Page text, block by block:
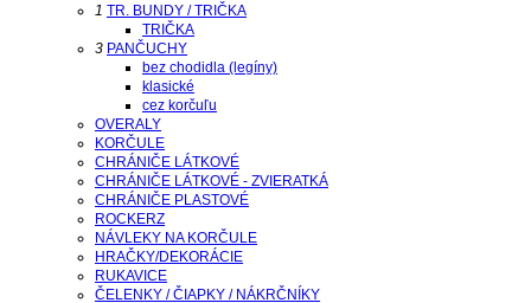
1 TR. BUNDY / TRIČKA
TRIČKA
3 PANČUCHY
bez chodidla (legíny)
klasické
cez korčuľu
OVERALY
KORČULE
CHRÁNIČE LÁTKOVÉ
CHRÁNIČE LÁTKOVÉ - ZVIERATKÁ
CHRÁNIČE PLASTOVÉ
ROCKERZ
NÁVLEKY NA KORČULE
HRAČKY/DEKORÁCIE
RUKAVICE
ČELENKY / ČIAPKY / NÁKRČNÍKY